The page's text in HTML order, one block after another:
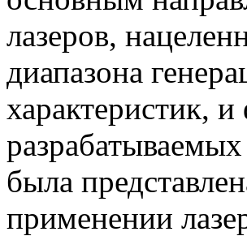
лазеров,
диапазона
характеристик,
была
применении